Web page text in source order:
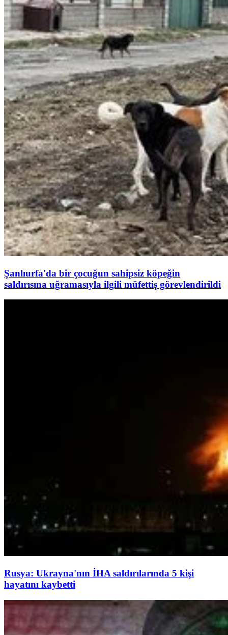
Şanlıurfa'da bir çocuğun sahipsiz köpeğin
saldırısına uğramasıyla ilgili müfettiş görevlendirildi
Rusya: Ukrayna'nın İHA saldırılarında 5 kişi
hayatını kaybetti